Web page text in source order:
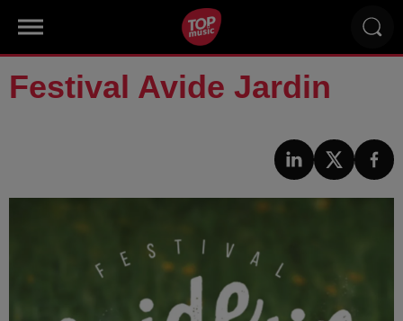
Festival Avide Jardin